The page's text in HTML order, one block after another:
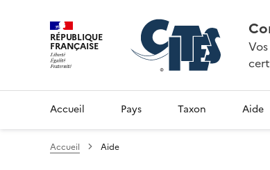
RÉPUBLIQUE
FRANÇAISE
Accueil Pays Taxon Aide
Accueil Aide